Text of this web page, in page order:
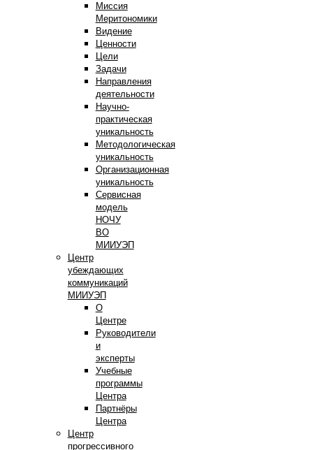
Миссия
Меритономики
Видение
Ценности
Цели
Задачи
Направления
деятельности
Научно-
практическая
уникальность
Методологическая
уникальность
Организационная
уникальность
Сервисная
модель
НОЧУ
ВО
МИИУЭП
Центр
убеждающих
коммуникаций
МИИУЭП
О
Центре
Руководители
и
эксперты
Учебные
программы
Центра
Партнёры
Центра
Центр
прогрессивного